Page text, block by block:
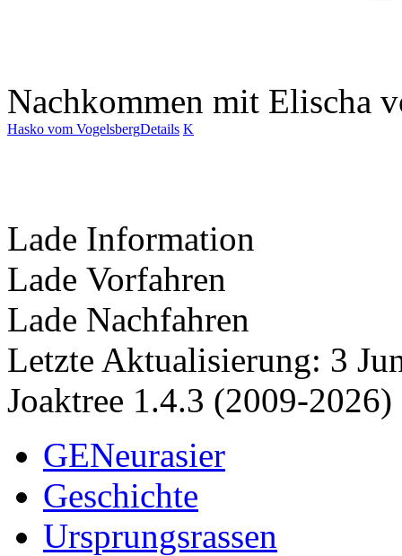
Nachkommen mit Elischa
Hasko vom VogelsbergDetails K
Lade Information
Lade Vorfahren
Lade Nachfahren
Letzte Aktualisierung: 3
Joaktree 1.4.3 (2009-2026)
GENeurasier
Geschichte
Ursprungsrassen